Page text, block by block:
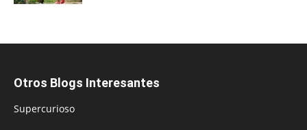
Otros Blogs Interesantes
Supercurioso